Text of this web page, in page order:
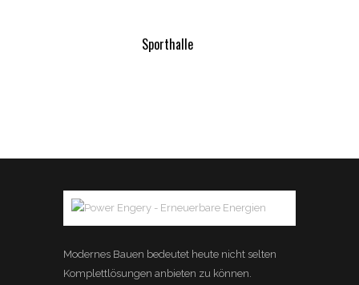
Sporthalle
Modernes Bauen bedeutet heute nicht selten
Komplettlösungen anbieten zu können.